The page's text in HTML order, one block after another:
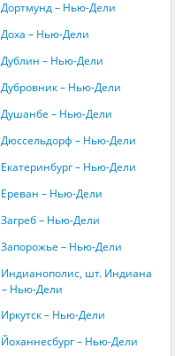
Дортмунд – Нью-Дели
Доха – Нью-Дели
Дублин – Нью-Дели
Дубровник – Нью-Дели
Душанбе – Нью-Дели
Дюссельдорф – Нью-Дели
Екатеринбург – Нью-Дели
Ереван – Нью-Дели
Загреб – Нью-Дели
Запорожье – Нью-Дели
Индианополис, шт. Индиана
– Нью-Дели
Иркутск – Нью-Дели
Йоханнесбург – Нью-Дели